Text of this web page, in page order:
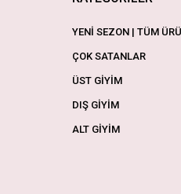
YENİ SEZON | TÜM
ÇOK SATANLAR
ÜST GİYİM
DIŞ GİYİM
ALT GİYİM